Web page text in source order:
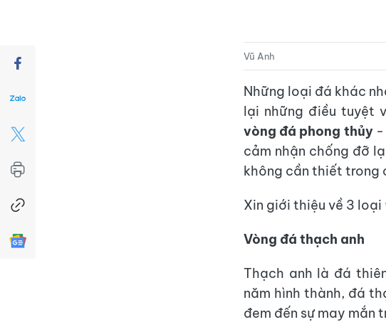
Vũ Anh
Những loại đá khác
lại những điều tuyệt
vòng đá phong thủy-
cảm nhận chống đỡ
không cần thiết trong
Xin giới thiệu về 3 loại
Vòng đá thạch anh
Thạch anh là đá
năm hình thành, đá
đem đến sự may mắn